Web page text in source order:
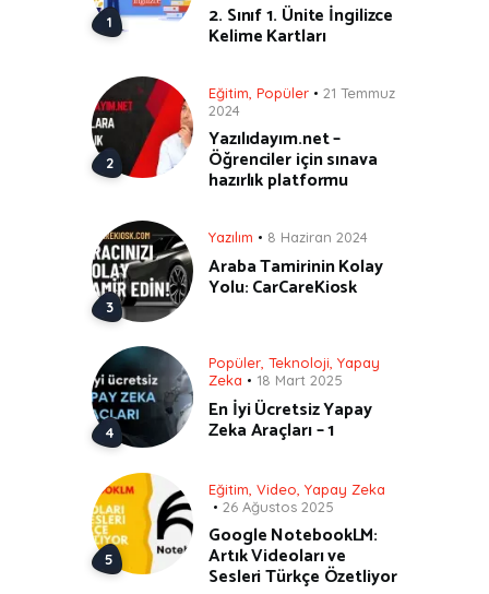
2. Sınıf 1. Ünite İngilizce
Kelime Kartları
Eğitim Popüler
21 Temmuz
2024
Yazılıdayım.net –
Öğrenciler için sınava
hazırlık platformu
Yazılım 8 Haziran 2024
Araba Tamirinin Kolay
Yolu: CarCareKiosk
Popüler, Teknoloji, Yapay
Zeka
18 Mart 2025
En İyi Ücretsiz Yapay
Zeka Araçları – 1
Eğitim Video Yapay Zeka
26 Ağustos 2025
Google NotebookLM:
Artık Videoları ve
Sesleri Türkçe Özetliyor